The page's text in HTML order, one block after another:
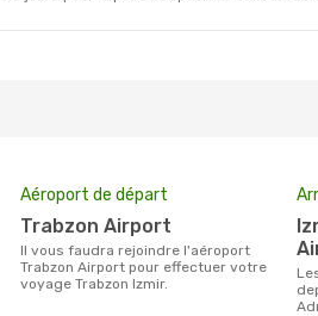
Aéroport de départ
Trabzon Airport
Il vous faudra rejoindre l'aéroport
Trabzon Airport pour effectuer votre
voyage Trabzon Izmir.
Izmir Adnan Menderes
Les vols ayant pour destination Izmir au